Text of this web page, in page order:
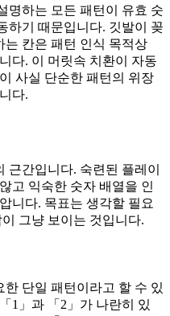
명하는 모든 패턴이 유효 숫
하기 때문입니다. 깃발이 꽂
는 칸은 패턴 인식 목적상
다. 이 머릿속 치환이 자동
사실 단순한 패턴의 위장
다.
근간입니다. 숙련된 플레이
고 익숙한 숫자 배열을 인
니다. 목표는 생각할 필요
그냥 보이는 것입니다.
단일 패턴이라고 할 수 있
1」과 「2」가 나란히 있